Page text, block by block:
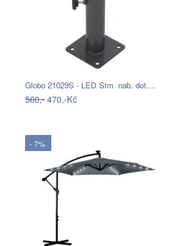
Globo 21029S - LED Stm. nab. dot.…
560,-470,-Kč
- 7%